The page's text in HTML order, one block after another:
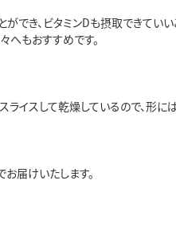
でき、ビタミンDも摂取できてい
へもおすすめです。
イスして乾燥しているので、形に
届けいたします。